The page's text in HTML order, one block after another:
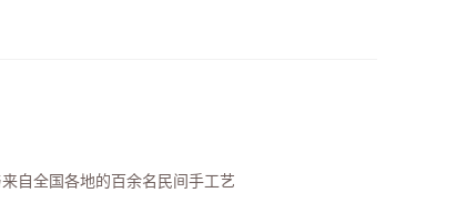
自全国各地的百余名民间手工艺